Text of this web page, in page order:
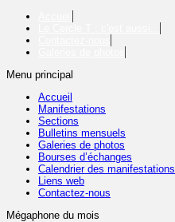
Menu principal
Accueil
Manifestations
Sections
Bulletins mensuels
Galeries de photos
Bourses d’échanges
Calendrier des manifestations
Liens web
Contactez-nous
Mégaphone du mois